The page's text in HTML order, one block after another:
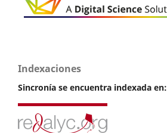
Indexaciones
Sincronía se encuentra indexada en: